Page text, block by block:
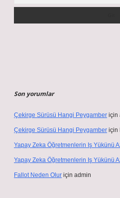
Son yorumlar
Çekirge Sürüsü Hangi Peygamber için
Çekirge Sürüsü Hangi Peygamber için
Yapay Zeka Öğretmenlerin Iş Yükünü
Yapay Zeka Öğretmenlerin Iş Yükünü
Fallot Neden Olur için admin